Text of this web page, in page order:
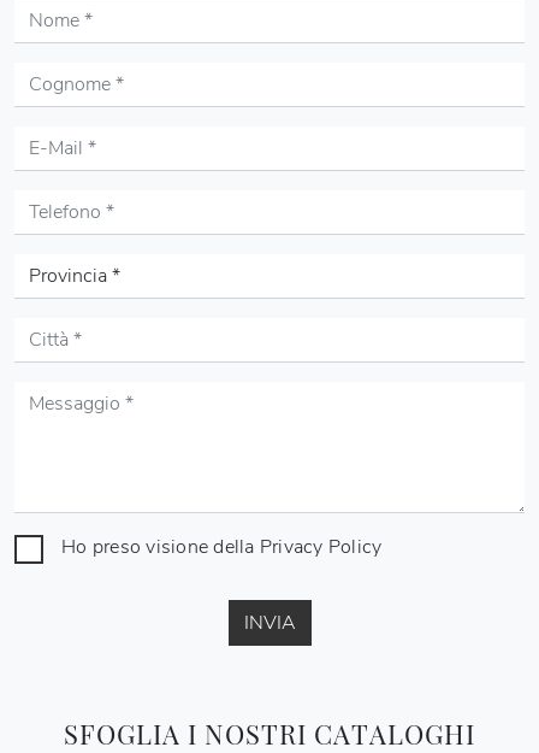
SFOGLIA I NOSTRI CATALOGHI
Ho preso visione della Privacy Policy
INVIA